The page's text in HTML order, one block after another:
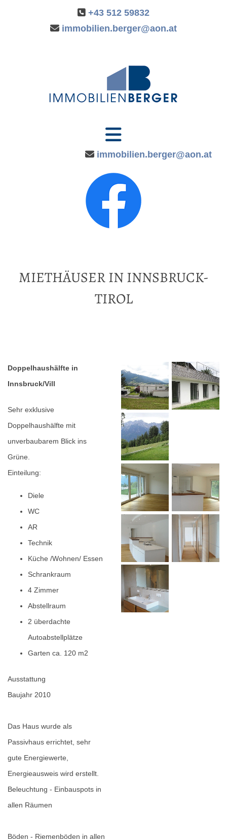
 +43 512 59832
 immobilien.berger@aon.at
 immobilien.berger@aon.at
MIETHÄUSER IN INNSBRUCK-
TIROL
Doppelhaushälfte in
Innsbruck/Vill
Sehr exklusive
Doppelhaushälfte mit
unverbaubarem Blick ins
Grüne.
Einteilung:
Diele
WC
AR
Technik
Küche /Wohnen/ Essen
Schrankraum
4 Zimmer
Abstellraum
2 überdachte
Autoabstellplätze
Garten ca. 120 m2
Ausstattung
Baujahr 2010
Das Haus wurde als
Passivhaus errichtet, sehr
gute Energiewerte,
Energieausweis wird erstellt.
Beleuchtung - Einbauspots in
allen Räumen
Böden - Riemenböden in allen